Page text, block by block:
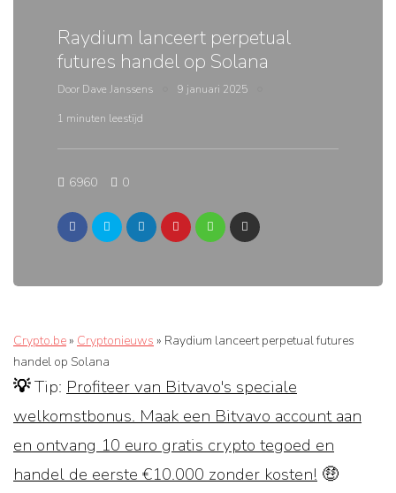
Raydium lanceert perpetual
futures handel op Solana
Door Dave Janssens 9 januari 2025
1 minuten leestijd
6960 0
Crypto.be» Cryptonieuws » Raydium lanceert perpetual futures
handel op Solana
💡 Tip: Profiteer van Bitvavo's speciale
welkomstbonus. Maak een Bitvavo account aan
en ontvang 10 euro gratis crypto tegoed en
handel de eerste €10.000 zonder kosten! 🤑